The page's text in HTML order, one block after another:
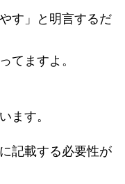
す」と明言するだ
てますよ。
ます。
記載する必要性が